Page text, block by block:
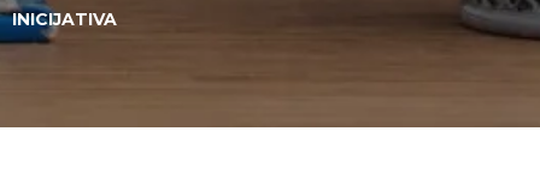
INICIJATIVA